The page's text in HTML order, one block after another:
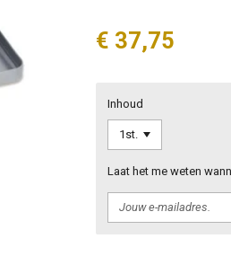
€ 37,75
Inhoud
Laat het me weten